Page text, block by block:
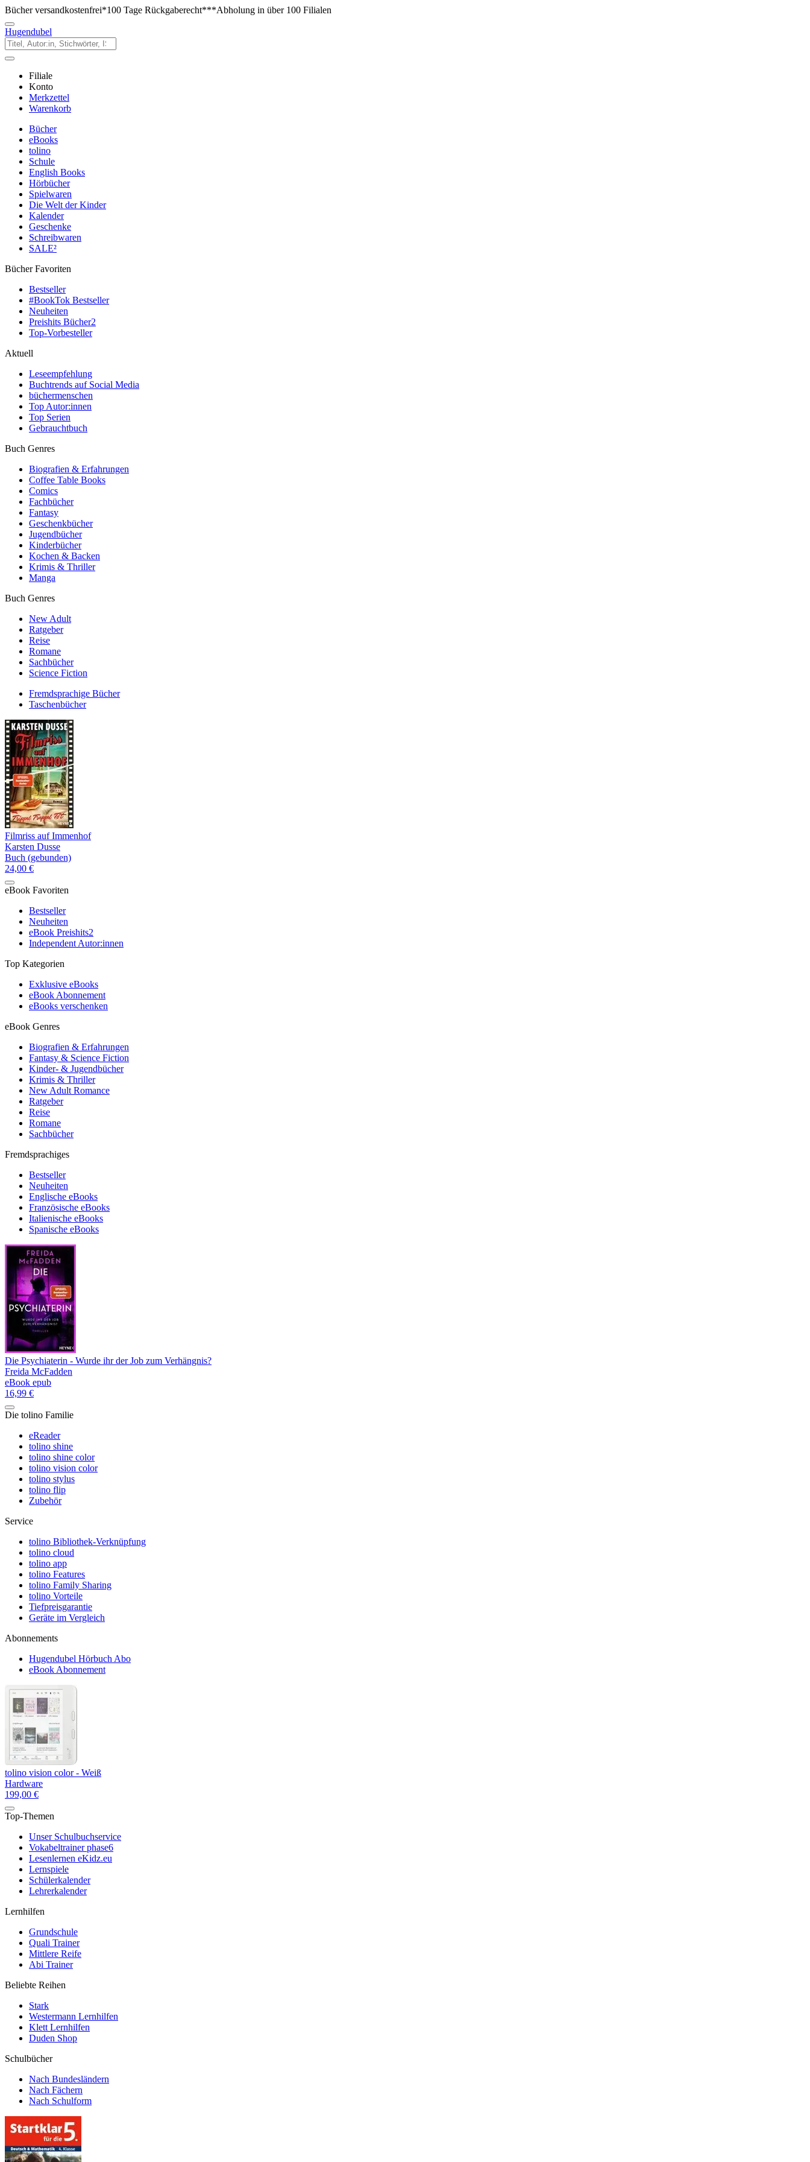
Bücher versandkostenfrei*100 Tage Rückgaberecht***Abholung in über 100 Filialen
Hugendubel
Filiale
Konto
Merkzettel
Warenkorb
Bücher
eBooks
tolino
Schule
English Books
Hörbücher
Spielwaren
Die Welt der Kinder
Kalender
Geschenke
Schreibwaren
SALE²
Bücher Favoriten
Bestseller
#BookTok Bestseller
Neuheiten
Preishits Bücher2
Top-Vorbesteller
Aktuell
Leseempfehlung
Buchtrends auf Social Media
büchermenschen
Top Autor:innen
Top Serien
Gebrauchtbuch
Buch Genres
Biografien & Erfahrungen
Coffee Table Books
Comics
Fachbücher
Fantasy
Geschenkbücher
Jugendbücher
Kinderbücher
Kochen & Backen
Krimis & Thriller
Manga
Buch Genres
New Adult
Ratgeber
Reise
Romane
Sachbücher
Science Fiction
Fremdsprachige Bücher
Taschenbücher
Filmriss auf Immenhof
Karsten Dusse
Buch (gebunden)
24,00 €
eBook Favoriten
Bestseller
Neuheiten
eBook Preishits2
Independent Autor:innen
Top Kategorien
Exklusive eBooks
eBook Abonnement
eBooks verschenken
eBook Genres
Biografien & Erfahrungen
Fantasy & Science Fiction
Kinder- & Jugendbücher
Krimis & Thriller
New Adult Romance
Ratgeber
Reise
Romane
Sachbücher
Fremdsprachiges
Bestseller
Neuheiten
Englische eBooks
Französische eBooks
Italienische eBooks
Spanische eBooks
Die Psychiaterin - Wurde ihr der Job zum Verhängnis?
Freida McFadden
eBook epub
16,99 €
Die tolino Familie
eReader
tolino shine
tolino shine color
tolino vision color
tolino stylus
tolino flip
Zubehör
Service
tolino Bibliothek-Verknüpfung
tolino cloud
tolino app
tolino Features
tolino Family Sharing
tolino Vorteile
Tiefpreisgarantie
Geräte im Vergleich
Abonnements
Hugendubel Hörbuch Abo
eBook Abonnement
tolino vision color - Weiß
Hardware
199,00 €
Top-Themen
Unser Schulbuchservice
Vokabeltrainer phase6
Lesenlernen eKidz.eu
Lernspiele
Schülerkalender
Lehrerkalender
Lernhilfen
Grundschule
Quali Trainer
Mittlere Reife
Abi Trainer
Beliebte Reihen
Stark
Westermann Lernhilfen
Klett Lernhilfen
Duden Shop
Schulbücher
Nach Bundesländern
Nach Fächern
Nach Schulform